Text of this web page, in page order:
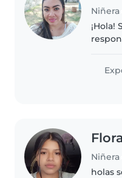
¡Hola!
da
holas